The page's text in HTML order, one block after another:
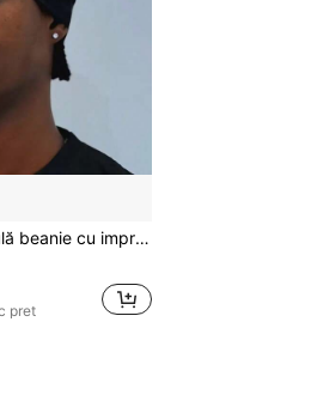
în aer liber, unisex, casual, la modă, cu craniu brodat, stil hip hop, minimalistă, cu schelet brodat, din lână, subțire, streetwear, pentru toate anotimpele, purtare zilnică, accesoriu de cap, căciulă cu căptușeală, cagulă interioară pentru cască
pret